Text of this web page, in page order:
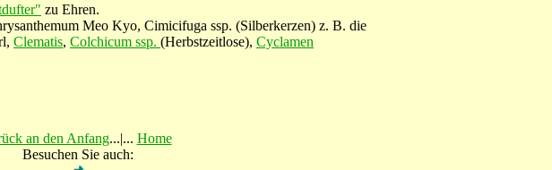
zu Ehren.
Meo Kyo, Cimicifuga ssp. (Silberkerzen) z. B. die
Clematis, Colchicum ssp. (Herbstzeitlose), Cyclamen
an den Anfang...|... Home
Besuchen Sie auch: